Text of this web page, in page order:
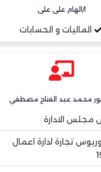
ا/الهام على على
الماليات و الحسابات
محمد عبد الفتاح مصطفي
مجلس الادارة
تجارة ادارة اعمال